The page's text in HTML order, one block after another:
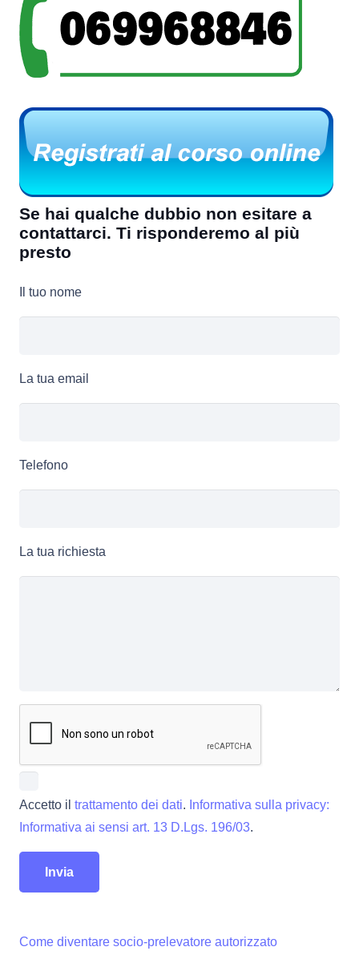
Se hai qualche dubbio non esitare a
contattarci. Ti risponderemo al più
presto
Il tuo nome
La tua email
Telefono
La tua richiesta
Accetto il trattamento dei dati. Informativa sulla privacy:
Informativa ai sensi art. 13 D.Lgs. 196/03.
Come diventare socio-prelevatore autorizzato